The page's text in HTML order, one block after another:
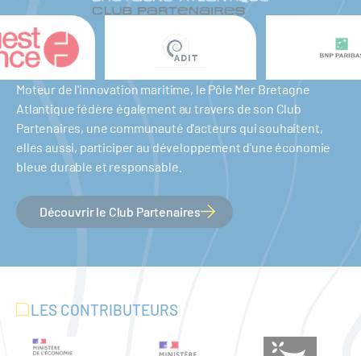
Moteur de l'innovation maritime, le Pôle Mer Bretagne
Atlantique fédère également au travers de son Club
Partenaires, une communauté d'acteurs qui souhaitent,
elles aussi, participer au développement d'une économie
bleue durable et responsable.
Découvrir le Club Partenaires
LES CONTRIBUTEURS